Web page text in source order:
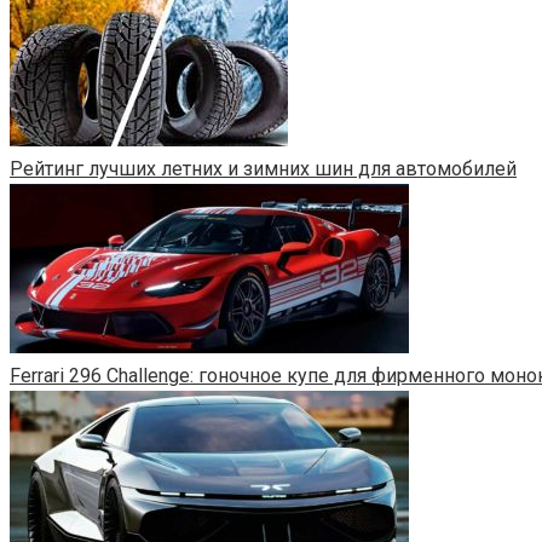
Рейтинг лучших летних и зимних шин для автомобилей
Ferrari 296 Challenge: гоночное купе для фирменного